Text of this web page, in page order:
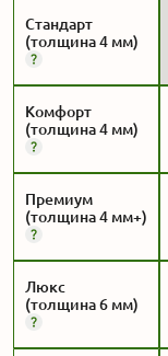
Стандарт
(толщина 4 мм)
Комфорт
(толщина 4 мм)
Премиум
(толщина 4 мм+)
Люкс
(толщина 6 мм)